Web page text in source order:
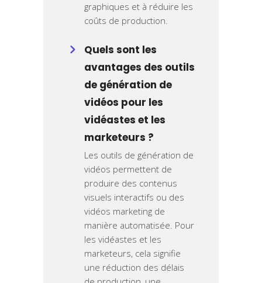
graphiques et à réduire les
coûts de production.
Quels sont les
avantages des outils
de génération de
vidéos pour les
vidéastes et les
marketeurs ?
Les outils de génération de
vidéos permettent de
produire des contenus
visuels interactifs ou des
vidéos marketing de
manière automatisée. Pour
les vidéastes et les
marketeurs, cela signifie
une réduction des délais